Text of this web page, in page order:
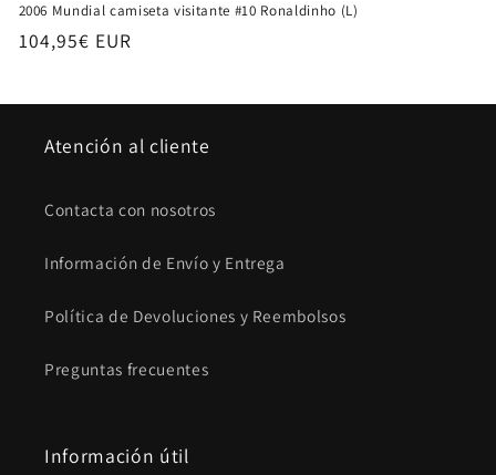
2006 Mundial camiseta visitante #10 Ronaldinho (L)
Precio
104,95€ EUR
Atención al cliente
Contacta con nosotros
Información de Envío y Entrega
Política de Devoluciones y Reembolsos
Preguntas frecuentes
Información útil